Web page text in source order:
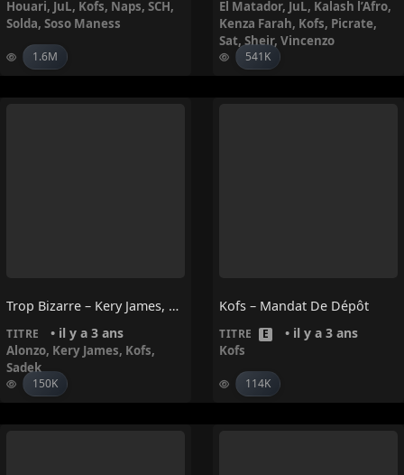
Houari, JuL, Kofs, Naps, SCH,
Solda, Soso Maness
1.6M
El Matador, JuL, Kalash l’Afro,
Kenza Farah, Kofs, Picrate,
Sat, Sheir, Vincenzo
541K
Trop Bizarre – Kery James, Alonzo, Sadek, Kofs
TITRE • il y a 3 ans
Alonzo, Kery James, Kofs,
Sadek
150K
Kofs – Mandat De Dépôt
TITRE E • il y a 3 ans
Kofs
114K